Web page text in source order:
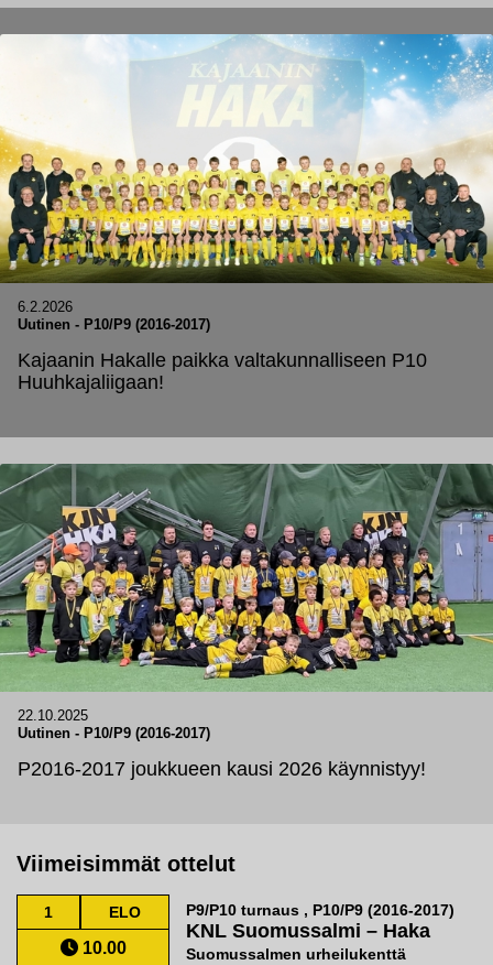
6.2.2026
Uutinen - P10/P9 (2016-2017)
Kajaanin Hakalle paikka valtakunnalliseen P10
Huuhkajaliigaan!
22.10.2025
Uutinen - P10/P9 (2016-2017)
P2016-2017 joukkueen kausi 2026 käynnistyy!
Viimeisimmät ottelut
1 ELO
10.00
P9/P10 turnaus , P10/P9 (2016-2017)
KNL Suomussalmi – Haka
Suomussalmen urheilukenttä